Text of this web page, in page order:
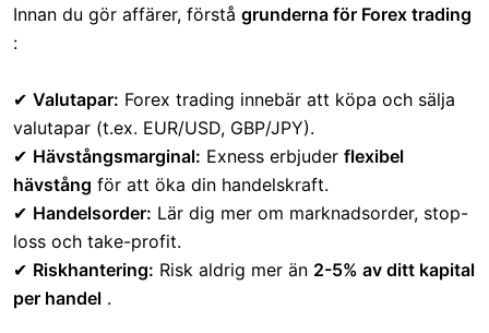
Innan du gör affärer, förstå grunderna för Forex trading
:
✔ Valutapar: Forex trading innebär att köpa och sälja
valutapar (t.ex. EUR/USD, GBP/JPY).
✔ Hävstångsmarginal: Exness erbjuder flexibel
hävstång för att öka din handelskraft.
✔ Handelsorder: Lär dig mer om marknadsorder, stop-
loss och take-profit.
✔ Riskhantering: Risk aldrig mer än 2-5% av ditt kapital
per handel .